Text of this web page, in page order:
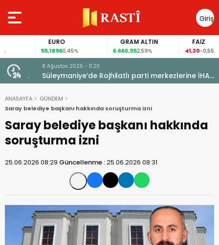
Giriş
Yap
EURO
55,18960,45%
GRAM ALTIN
6.660,552,59%
FAİZ
41,30-0,55%
8 Ağustos 2026 - 11:20
Süleymaniye’de Rojhilatlı parti merkezlerine İHA
saldırısı
ANASAYFA
GÜNDEM
Saray belediye başkanı hakkında soruşturma izni
Saray belediye başkanı hakkında
soruşturma izni
25.06.2026 08:29 Güncellenme :25.06.2026 08:31